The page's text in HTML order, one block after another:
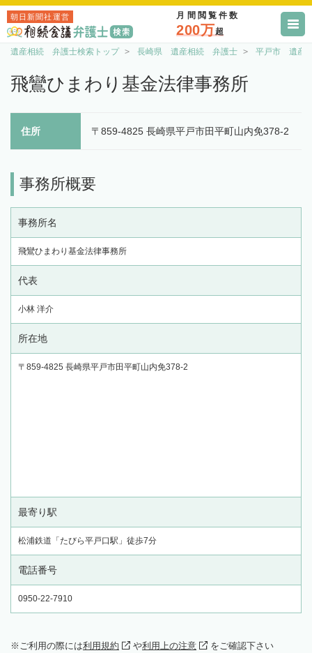
朝日新聞社運営 月間閲覧件数
200万超
遺産相続 弁護士検索トップ 長崎県 遺産相続 弁護士 平戸市 遺産
飛鸞ひまわり基金法律事務所
住所 〒859-4825 長崎県平戸市田平町山内免378-2
事務所概要
事務所名
飛鸞ひまわり基金法律事務所
代表
小林 洋介
所在地
〒859-4825 長崎県平戸市田平町山内免378-2
最寄り駅
松浦鉄道「たびら平戸口駅」徒歩7分
電話番号
0950-22-7910
ご利用の際には利用規約 や利用上の注意 をご確認下さい